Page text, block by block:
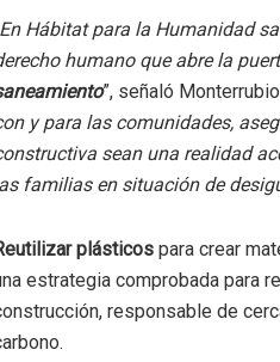
En Hábitat para la Humanidad
humano que abre la
”, señaló
y para las comunidades,
sean una realidad
familias en situación de
plásticos para crear
estrategia comprobada para
responsable de